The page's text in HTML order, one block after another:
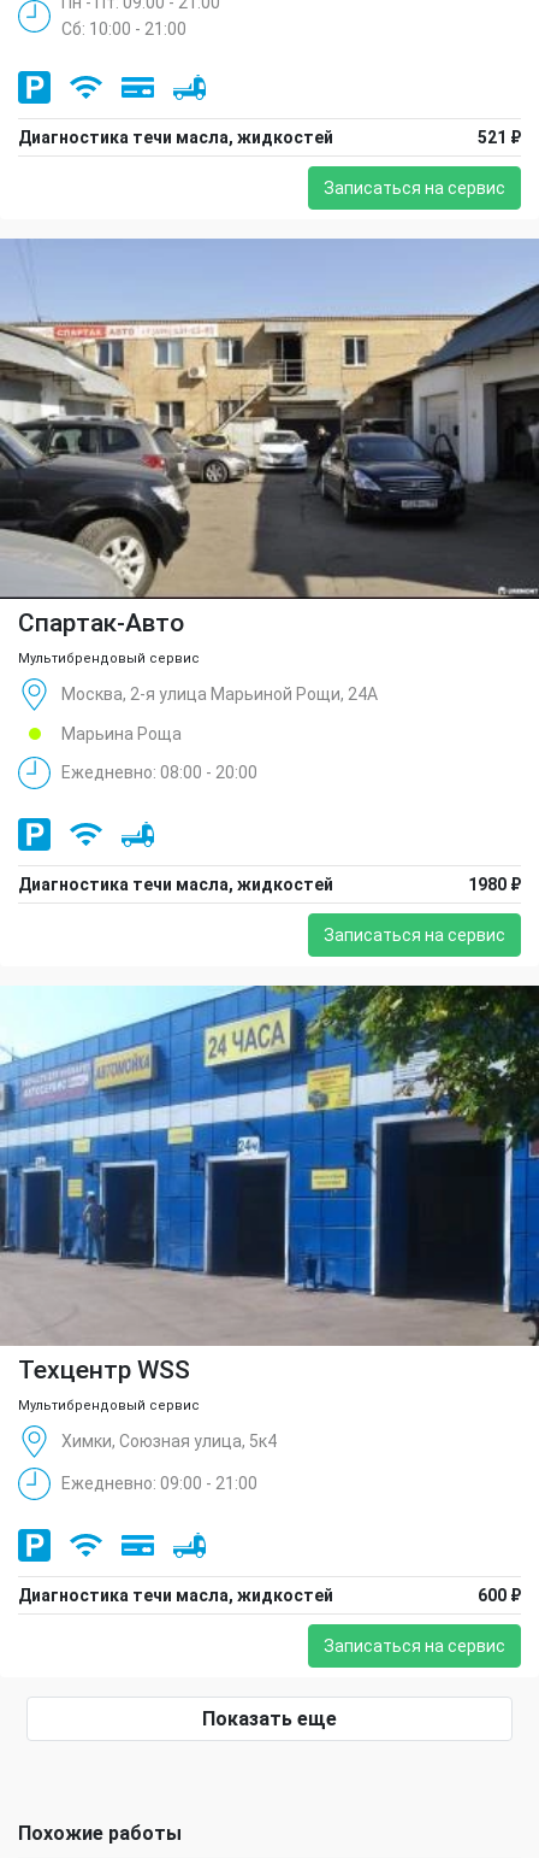
Сб: 10:00 - 21:00
Диагностика течи масла, жидкостей 521 ₽
Записаться на сервис
Спартак-Авто
Мультибрендовый сервис
Москва, 2-я улица Марьиной Рощи, 24А
Марьина Роща
Ежедневно: 08:00 - 20:00
Диагностика течи масла, жидкостей 1980 ₽
Записаться на сервис
Техцентр WSS
Мультибрендовый сервис
Химки, Союзная улица, 5к4
Ежедневно: 09:00 - 21:00
Диагностика течи масла, жидкостей 600 ₽
Записаться на сервис
Показать еще
Похожие работы